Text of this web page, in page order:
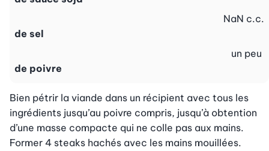
de sel
NaN c.c.
de poivre
un peu
Bien pétrir la viande dans un récipient avec tous les
ingrédients jusqu’au poivre compris, jusqu’à obtention
d’une masse compacte qui ne colle pas aux mains.
Former 4 steaks hachés avec les mains mouillées.